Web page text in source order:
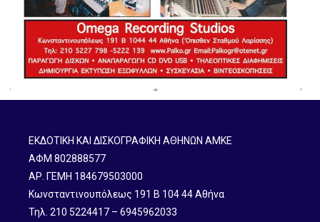
ΕΚΔΟΤΙΚΗ ΚΑΙ ΔΙΣΚΟΓΡΑΦΙΚΗ ΑΘΗΝΩΝ ΑΜΚΕ
ΑΦΜ 802888577
ΑΡ. ΓΕΜΗ 184679503000
Κωνσταντινουπόλεως 191 B 104 44 Αθήνα
Τηλ. 210 5224417 – 6945962033